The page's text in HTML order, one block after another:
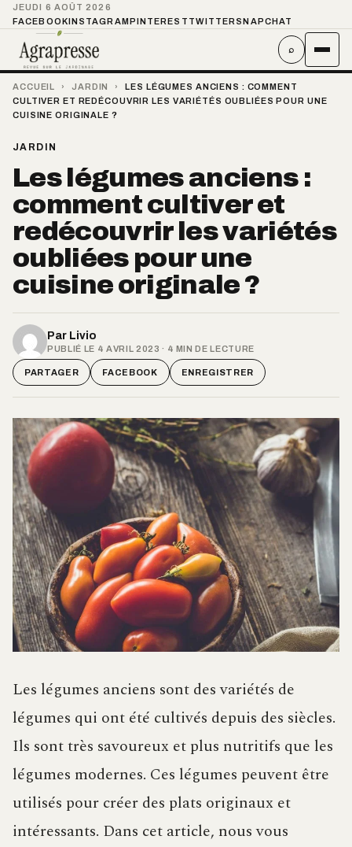
JEUDI 6 AOÛT 2026
FACEBOOKINSTAGRAMPINTEREST TWITTER SNAPCHAT
⌕
ACCUEIL › JARDIN ›
LES LÉGUMES ANCIENS : COMMENT
CULTIVER ET REDÉCOUVRIR LES VARIÉTÉS OUBLIÉES POUR UNE
CUISINE ORIGINALE ?
JARDIN
Les légumes anciens :
comment cultiver et
redécouvrir les variétés
oubliées pour une
cuisine originale ?
Par Livio
PUBLIÉ LE 4 AVRIL 2023 · 4 MIN DE LECTURE
PARTAGER FACEBOOK ENREGISTRER
Les légumes anciens sont des variétés de
légumes qui ont été cultivés depuis des siècles.
Ils sont très savoureux et plus nutritifs que les
légumes modernes. Ces légumes peuvent être
utilisés pour créer des plats originaux et
intéressants. Dans cet article, nous vous